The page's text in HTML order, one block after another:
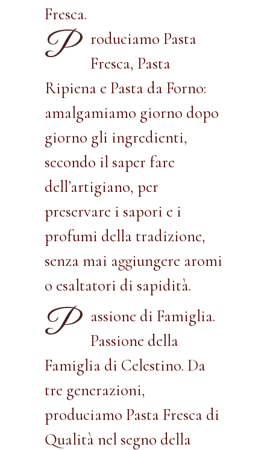
Fresca.
P
roduciamo Pasta
Fresca, Pasta
Ripiena e Pasta da Forno:
amalgamiamo giorno dopo
giorno gli ingredienti,
secondo il saper fare
dell’artigiano, per
preservare i sapori e i
profumi della tradizione,
senza mai aggiungere aromi
o esaltatori di sapidità.
P
assione di Famiglia.
Passione della
Famiglia di Celestino. Da
tre generazioni,
produciamo Pasta Fresca di
Qualità nel segno della